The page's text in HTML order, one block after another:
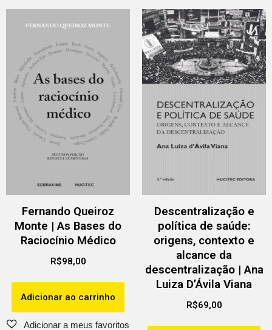
Fernando Queiroz
Monte | As Bases do
Raciocínio Médico
R$98,00
Adicionar ao carrinho
Descentralização e
política de saúde:
origens, contexto e
alcance da
descentralização | Ana
Luiza D’Ávila Viana
R$69,00